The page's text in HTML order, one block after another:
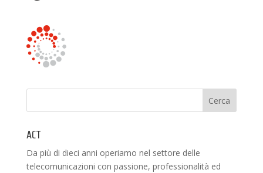
ACT
Da più di dieci anni operiamo nel settore delle
telecomunicazioni con passione, professionalità ed